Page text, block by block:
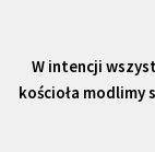
W intencji
kościoła modlimy